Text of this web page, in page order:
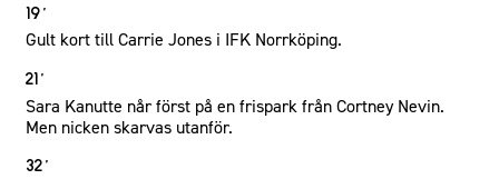
19´
Gult kort till Carrie Jones i IFK Norrköping.
21´
Sara Kanutte når först på en frispark från Cortney Nevin.
Men nicken skarvas utanför.
32´